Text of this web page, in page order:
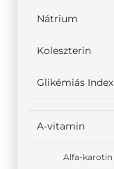
Nátrium
Koleszterin
Glikémiás Index
A-vitamin
Alfa-karotin